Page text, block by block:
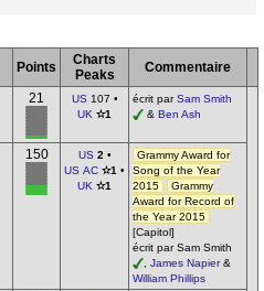
Points
Charts
Peaks
Commentaire
21 US107 •
UK ✫1
écrit parSam Smith
& Ben Ash
150 US 2 •
US AC ✫1 •
UK ✫1
Grammy Award for
Song of the Year
2015
Grammy
Award for Record of
the Year 2015
[Capitol]
écrit par Sam Smith
James Napier&
William Phillips